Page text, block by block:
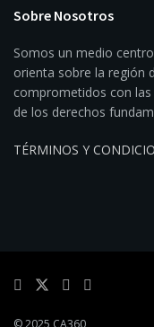
Sobre Nosotros
Somos un medio
orienta sobre la región
comprometidos con
de los derechos
TÉRMINOS Y
© 2025 CA360